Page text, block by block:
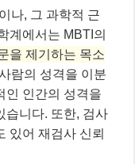
나, 그 과학적 근
계에서는 MBTI의
을 제기하는 목소
람의 성격을 이분
인 인간의 성격을
습니다. 또한, 검사
있어 재검사 신뢰